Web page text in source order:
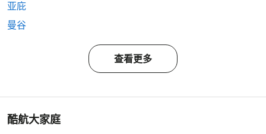
亚庇
曼谷
查看更多
酷航大家庭